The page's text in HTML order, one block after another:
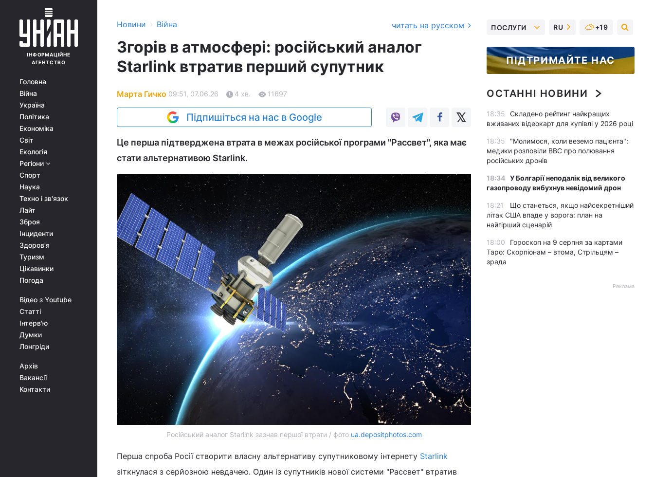
ІНФОРМАЦІЙНЕ
АГЕНТСТВО
Головна
Війна
Україна
Політика
Економіка
Світ
Екологія
Регіони
Спорт
Наука
Техно і зв'язок
Лайт
Зброя
Інциденти
Здоров'я
Туризм
Цікавинки
Погода
Відео з Youtube
Статті
Інтерв'ю
Думки
Лонгріди
Архів
Вакансії
Контакти
Новини › Війна читать на русском
Згорів в атмосфері: російський аналог
Starlink втратив перший супутник
Марта Гичко 09:51, 07.06.26 4 хв. 11697
Підпишіться на нас в Google
Це перша підтверджена втрата в межах російської програми "Рассвет", яка має
стати альтернативою Starlink.
Російський аналог Starlink зазнав першої втрати / фото ua.depositphotos.com
Перша спроба Росії створити власну альтернативу супутниковому інтернету Starlink
зіткнулася з серйозною невдачею. Один із супутників нової системи "Рассвет" втратив
ПОСЛУГИ RU +19
ПІДТРИМАЙТЕ НАС
ОСТАННІ НОВИНИ
18:35
Складено рейтинг найкращих
вживаних відеокарт для купівлі у 2026 році
18:35
"Молимося, коли веземо пацієнта":
медики розповіли BBC про полювання
російських дронів
18:34 У Болгарії неподалік від великого
газопроводу вибухнув невідомий дрон
18:21
Що станеться, якщо найсекретніший
літак США впаде у ворога: план на
найгірший сценарій
18:00
Гороскоп на 9 серпня за картами
Таро: Скорпіонам – втома, Стрільцям –
зрада
Реклама